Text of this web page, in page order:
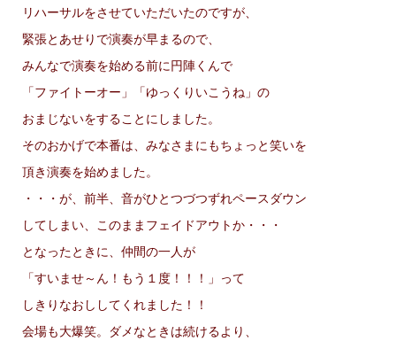
リハーサルをさせていただいたのですが、
緊張とあせりで演奏が早まるので、
みんなで演奏を始める前に円陣くんで
「ファイトーオー」「ゆっくりいこうね」の
おまじないをすることにしました。
そのおかげで本番は、みなさまにもちょっと笑いを
頂き演奏を始めました。
・・・が、前半、音がひとつづつずれペースダウン
してしまい、このままフェイドアウトか・・・
となったときに、仲間の一人が
「すいませ～ん！もう１度！！！」って
しきりなおししてくれました！！
会場も大爆笑。ダメなときは続けるより、